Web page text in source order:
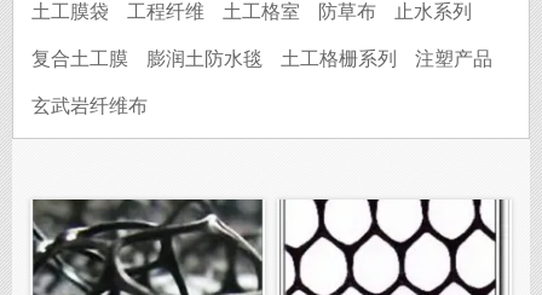
土工膜袋 工程纤维 土工格室 防草布 止水系列
复合土工膜 膨润土防水毯 土工格栅系列 注塑产品
玄武岩纤维布